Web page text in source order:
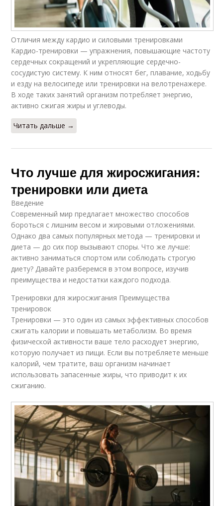
Отличия между кардио и силовыми тренировками
Кардио-тренировки — упражнения, повышающие частоту
сердечных сокращений и укрепляющие сердечно-
сосудистую систему. К ним относят бег, плавание, ходьбу
и езду на велосипеде или тренировки на велотренажере.
В ходе таких занятий организм потребляет энергию,
активно сжигая жиры и углеводы.
Читать дальше →
Что лучше для жиросжигания:
тренировки или диета
Введение
Современный мир предлагает множество способов
бороться с лишним весом и жировыми отложениями.
Однако два самых популярных метода — тренировки и
диета — до сих пор вызывают споры. Что же лучше:
активно заниматься спортом или соблюдать строгую
диету? Давайте разберемся в этом вопросе, изучив
преимущества и недостатки каждого подхода.
Тренировки для жиросжигания Преимущества
тренировок
Тренировки — это один из самых эффективных способов
сжигать калории и повышать метаболизм. Во время
физической активности ваше тело расходует энергию,
которую получает из пищи. Если вы потребляете меньше
калорий, чем тратите, ваш организм начинает
использовать запасенные жиры, что приводит к их
сжиганию.